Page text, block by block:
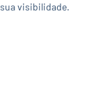
visibilidade.